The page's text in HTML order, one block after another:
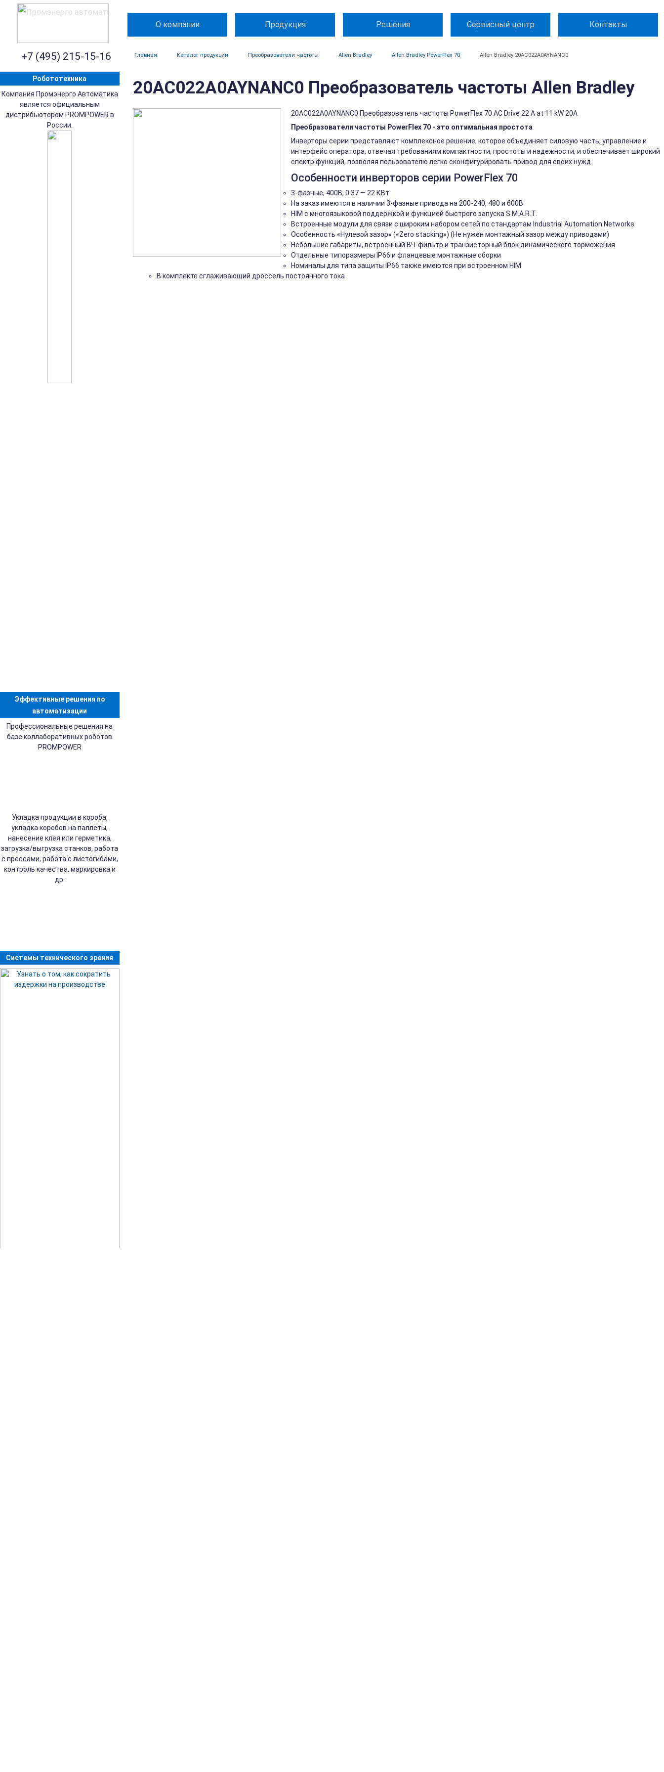
О компании Продукция Решения Сервисный центр Контакты
+7 (495) 215-15-16 Главная Каталог продукции Преобразователи частоты Allen Bradley Allen Bradley PowerFlex 70 Allen Bradley 20AC022A0AYNANC0
Робототехника
Компания Промэнерго Автоматика
является официальным
дистрибьютором PROMPOWER в
России.
Эффективные решения по
автоматизации
Профессиональные решения на
базе коллаборативных роботов
PROMPOWER
Укладка продукции в короба,
укладка коробов на паллеты,
нанесение клея или герметика,
загрузка/выгрузка станков, работа
с прессами, работа с листогибами,
контроль качества, маркировка и
др.
Системы технического зрения
20AC022A0AYNANC0 Преобразователь частоты Allen Bradley
20AC022A0AYNANC0 Преобразователь частоты PowerFlex 70 AC Drive 22 A at 11 kW 20A
Преобразователи частоты PowerFlex 70 - это оптимальная простота
Инверторы серии представляют комплексное решение, которое объединяет силовую чаcть, управление и
интерфейс оператора, отвечая требованиям компактности, простоты и надежности, и обеспечивает широкий
спектр функций, позволяя пользователю легко сконфигурировать привод для своих нужд.
Особенности инверторов серии PowerFlex 70
3-фазные, 400В, 0.37 — 22 КВт
На заказ имеются в наличии 3-фазные привода на 200-240, 480 и 600В
HIM с многоязыковой поддержкой и функцией быстрого запуска S.M.A.R.T.
Встроенные модули для связи с широким набором сетей по стандартам Industrial Automation Networks
Особенность «Нулевой зазор» («Zero stacking») (He нужен монтажный зазор между приводами)
Небольшие габариты, встроенный ВЧ-фильтр и транзисторный блок динамического торможения
Отдельные типоразмеры IP66 и фланцевые монтажные сборки
Номиналы для типа защиты IP66 также имеются при встроенном HIM
В комплекте сглаживающий дроссель постоянного тока